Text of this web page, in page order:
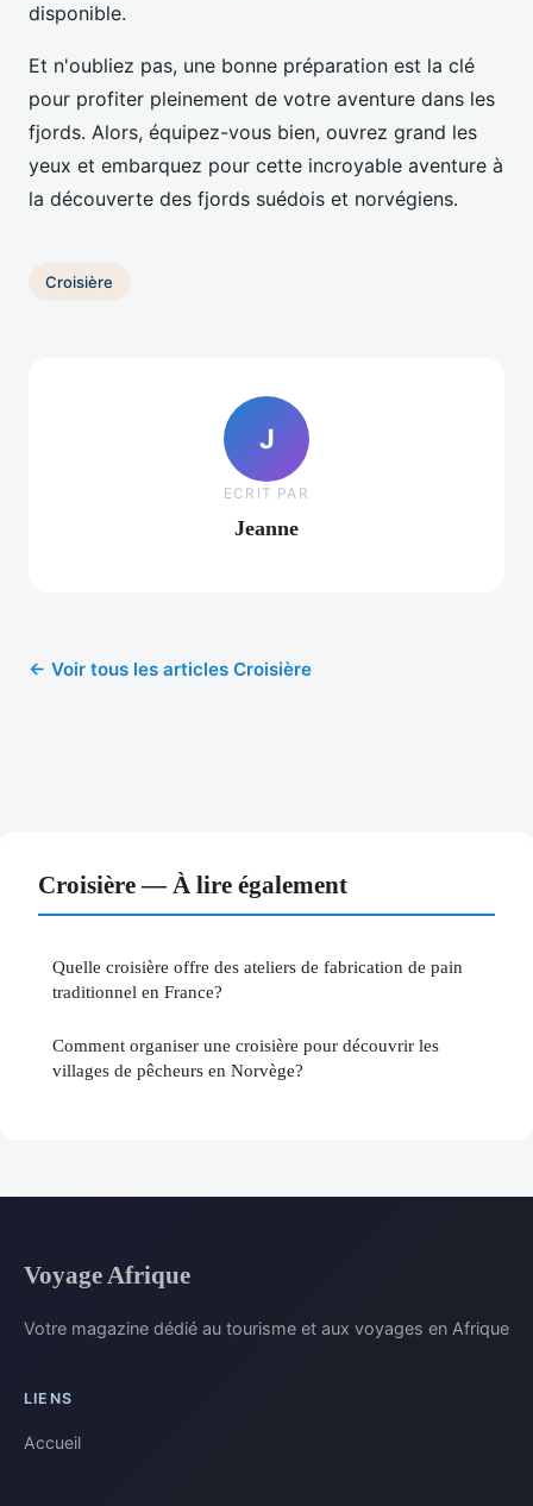
disponible.
Et n'oubliez pas, une bonne préparation est la clé
pour profiter pleinement de votre aventure dans les
fjords. Alors, équipez-vous bien, ouvrez grand les
yeux et embarquez pour cette incroyable aventure à
la découverte des fjords suédois et norvégiens.
Croisière
J
ECRIT PAR
Jeanne
← Voir tous les articles Croisière
Croisière — À lire également
Quelle croisière offre des ateliers de fabrication de pain
traditionnel en France?
Comment organiser une croisière pour découvrir les
villages de pêcheurs en Norvège?
Voyage Afrique
Votre magazine dédié au tourisme et aux voyages en Afrique
LIENS
Accueil